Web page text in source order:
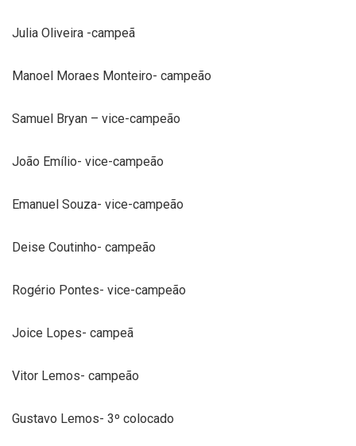
Julia Oliveira -campeã
Manoel Moraes Monteiro- campeão
Samuel Bryan – vice-campeão
João Emílio- vice-campeão
Emanuel Souza- vice-campeão
Deise Coutinho- campeão
Rogério Pontes- vice-campeão
Joice Lopes- campeã
Vitor Lemos- campeão
Gustavo Lemos- 3º colocado